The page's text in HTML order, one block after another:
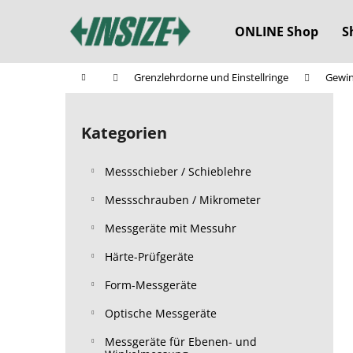
ONLINE Shop
StartseiteGrenzlehrdorne und Einstellringe
S
Kategorien
überspringen
Kategorien
Messschieber / Schieblehre
Messschrauben / Mikrometer
Messgeräte mit Messuhr
Härte-Prüfgeräte
Form-Messgeräte
Optische Messgeräte
Messgeräte für Ebenen- und
e
Zurück
zum
Zurück
zum